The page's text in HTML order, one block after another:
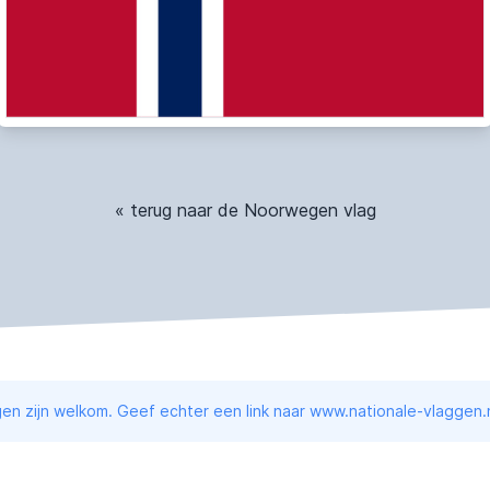
« terug naar de Noorwegen vlag
zijn welkom. Geef echter een link naar www.nationale-